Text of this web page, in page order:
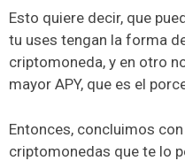
Esto quiere decir, que
tu uses tengan la forma
criptomoneda, y en otro
mayor APY, que es el
Entonces, concluimos
criptomonedas que te lo